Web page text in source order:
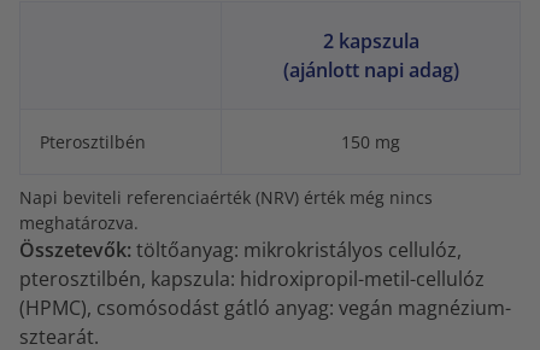
2 kapszula
(ajánlott napi adag)
Pterosztilbén 150 mg
Napi beviteli referenciaérték (NRV) érték még nincs
meghatározva.
Összetevők: töltőanyag: mikrokristályos cellulóz,
pterosztilbén, kapszula: hidroxipropil-metil-cellulóz
(HPMC), csomósodást gátló anyag: vegán magnézium-
sztearát.